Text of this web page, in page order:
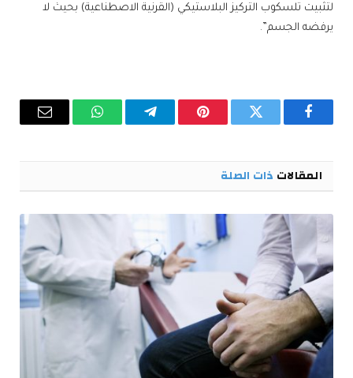
لتثبيت تلسكوب التركيز البلاستيكي (القرنية الاصطناعية) بحيث لا
يرفضه الجسم”.
فيسبوك تويتر بينتيريستتيلقرام واتساب البريد
المقالات ذات الصلة